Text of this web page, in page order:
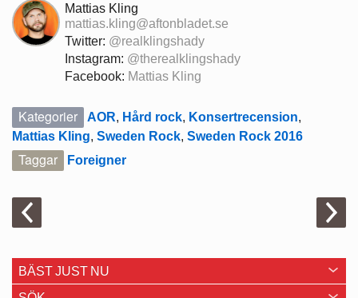
Mattias Kling
mattias.kling@aftonbladet.se
Twitter: @realklingshady
Instagram: @therealklingshady
Facebook: Mattias Kling
Kategorier AOR, Hård rock, Konsertrecension,
Mattias Kling, Sweden Rock, Sweden Rock 2016
Taggar Foreigner
BÄST JUST NU